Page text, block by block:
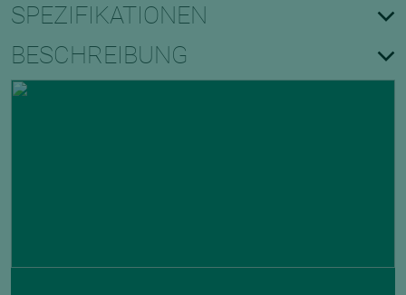
SPEZIFIKATIONEN
BESCHREIBUNG